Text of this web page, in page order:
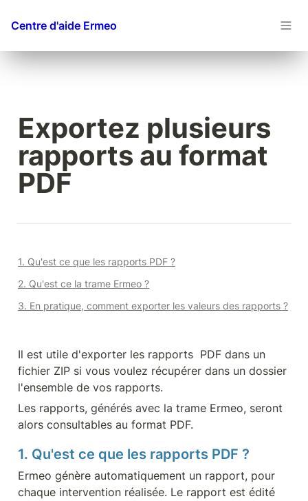
Centre d'aide Ermeo
Exportez plusieurs
rapports au format
PDF
1. Qu'est ce que les rapports PDF ?
2. Qu'est ce la trame Ermeo ?
3. En pratique, comment exporter les valeurs des rapports ?
Il est utile d'exporter les rapports  PDF dans un
fichier ZIP si vous voulez récupérer dans un dossier
l'ensemble de vos rapports.
Les rapports, générés avec la trame Ermeo, seront
alors consultables au format PDF.
1. Qu'est ce que les rapports PDF ?
Ermeo génère automatiquement un rapport, pour
chaque intervention réalisée. Le rapport est édité